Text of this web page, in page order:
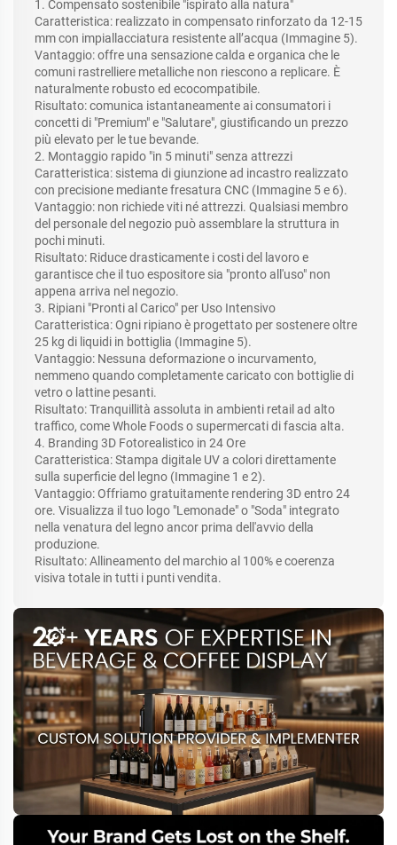
1. Compensato sostenibile "ispirato alla natura"
Caratteristica: realizzato in compensato rinforzato da 12-15
mm con impiallacciatura resistente all’acqua (Immagine 5).
Vantaggio: offre una sensazione calda e organica che le
comuni rastrelliere metalliche non riescono a replicare. È
naturalmente robusto ed ecocompatibile.
Risultato: comunica istantaneamente ai consumatori i
concetti di "Premium" e "Salutare", giustificando un prezzo
più elevato per le tue bevande.
2. Montaggio rapido "in 5 minuti" senza attrezzi
Caratteristica: sistema di giunzione ad incastro realizzato
con precisione mediante fresatura CNC (Immagine 5 e 6).
Vantaggio: non richiede viti né attrezzi. Qualsiasi membro
del personale del negozio può assemblare la struttura in
pochi minuti.
Risultato: Riduce drasticamente i costi del lavoro e
garantisce che il tuo espositore sia "pronto all'uso" non
appena arriva nel negozio.
3. Ripiani "Pronti al Carico" per Uso Intensivo
Caratteristica: Ogni ripiano è progettato per sostenere oltre
25 kg di liquidi in bottiglia (Immagine 5).
Vantaggio: Nessuna deformazione o incurvamento,
nemmeno quando completamente caricato con bottiglie di
vetro o lattine pesanti.
Risultato: Tranquillità assoluta in ambienti retail ad alto
traffico, come Whole Foods o supermercati di fascia alta.
4. Branding 3D Fotorealistico in 24 Ore
Caratteristica: Stampa digitale UV a colori direttamente
sulla superficie del legno (Immagine 1 e 2).
Vantaggio: Offriamo gratuitamente rendering 3D entro 24
ore. Visualizza il tuo logo "Lemonade" o "Soda" integrato
nella venatura del legno ancor prima dell'avvio della
produzione.
Risultato: Allineamento del marchio al 100% e coerenza
visiva totale in tutti i punti vendita.